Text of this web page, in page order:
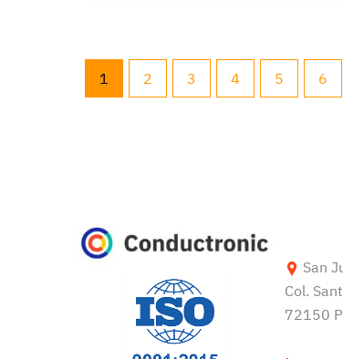
1 2 3 4 5 6
San
Col.
72150